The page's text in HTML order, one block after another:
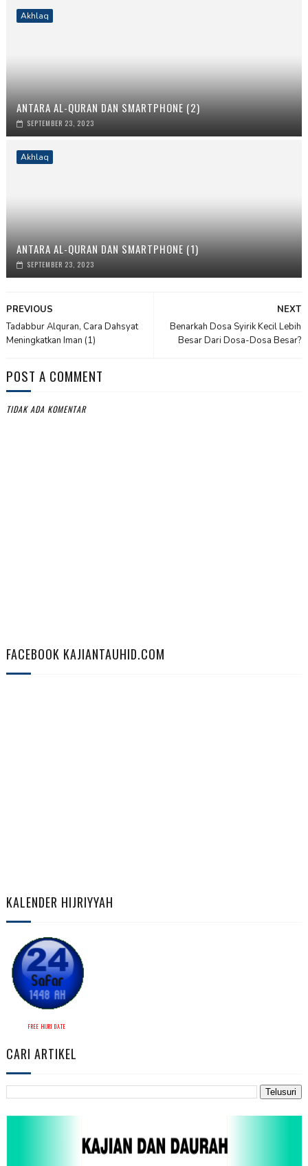
Akhlaq
ANTARA AL-QURAN DAN SMARTPHONE (2)
SEPTEMBER 23, 2023
Akhlaq
ANTARA AL-QURAN DAN SMARTPHONE (1)
SEPTEMBER 23, 2023
NEXT
Benarkah Dosa Syirik Kecil Lebih
Besar Dari Dosa-Dosa Besar?
PREVIOUS
Tadabbur Alquran, Cara Dahsyat
Meningkatkan Iman (1)
POST A COMMENT
TIDAK ADA KOMENTAR
FACEBOOK KAJIANTAUHID.COM
KALENDER HIJRIYYAH
FREE HIJRI DATE
CARI ARTIKEL